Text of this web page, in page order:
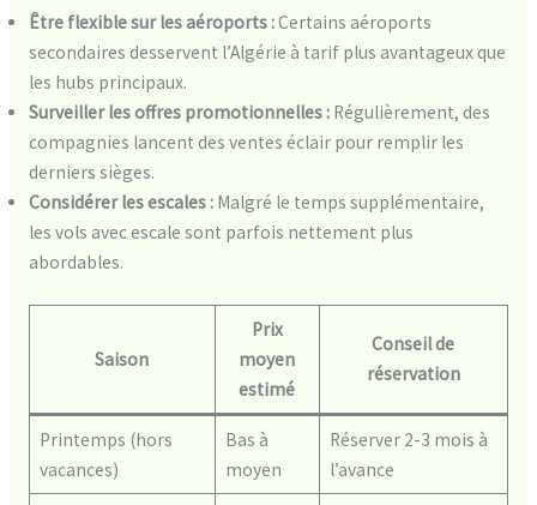
Être flexible sur les aéroports :Certains aéroports
secondaires desservent l’Algérie à tarif plus avantageux que
les hubs principaux.
Surveiller les offres promotionnelles :Régulièrement, des
compagnies lancent des ventes éclair pour remplir les
derniers sièges.
Considérer les escales :Malgré le temps supplémentaire,
les vols avec escale sont parfois nettement plus
abordables.
Saison
Prix
moyen
estimé
Conseil de
réservation
Printemps (hors
vacances)
Bas à
moyen
Réserver 2-3 mois à
l’avance